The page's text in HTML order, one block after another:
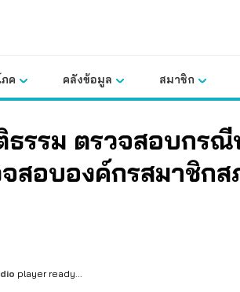
ค คลังข้อมูล สมาชิก
ธรรม ตรวจสอบกร
สอบองค์กรสมาชิก
player ready...